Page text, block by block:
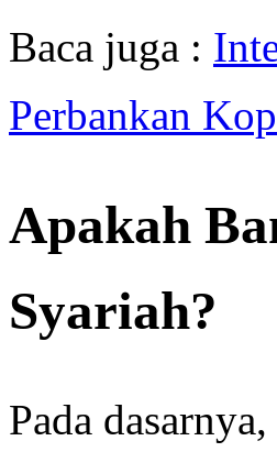
Baca juga :
Perbankan
Apakah
Syariah?
Pada